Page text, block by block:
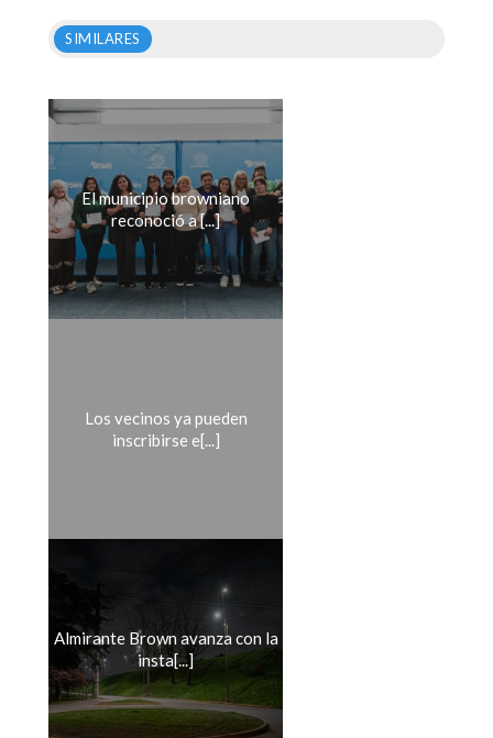
SIMILARES
El municipio browniano
reconoció a [...]
Los vecinos ya pueden
inscribirse e[...]
Almirante Brown avanza con la
insta[...]